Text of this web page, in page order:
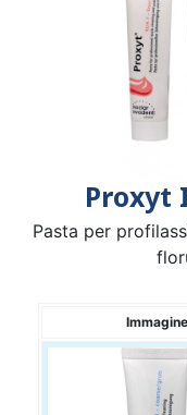
Proxyt
Pasta per
Immagine